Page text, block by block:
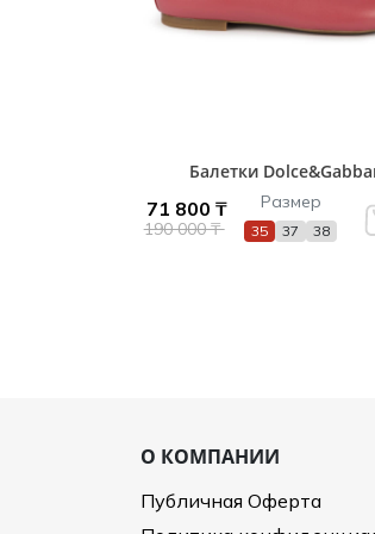
Балетки
71 800 ₸
190 000 ₸
Размер
35 37 38
О КОМПАНИИ
Публичная Оферта